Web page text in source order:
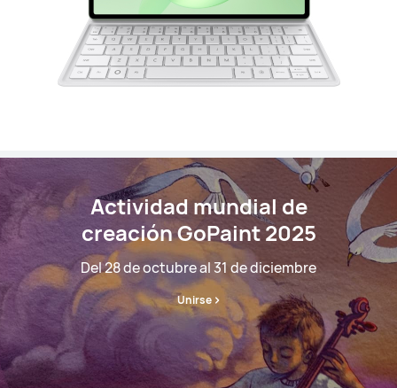
Actividad mundial de
creación GoPaint 2025
Del 28 de octubre al 31 de diciembre
Unirse